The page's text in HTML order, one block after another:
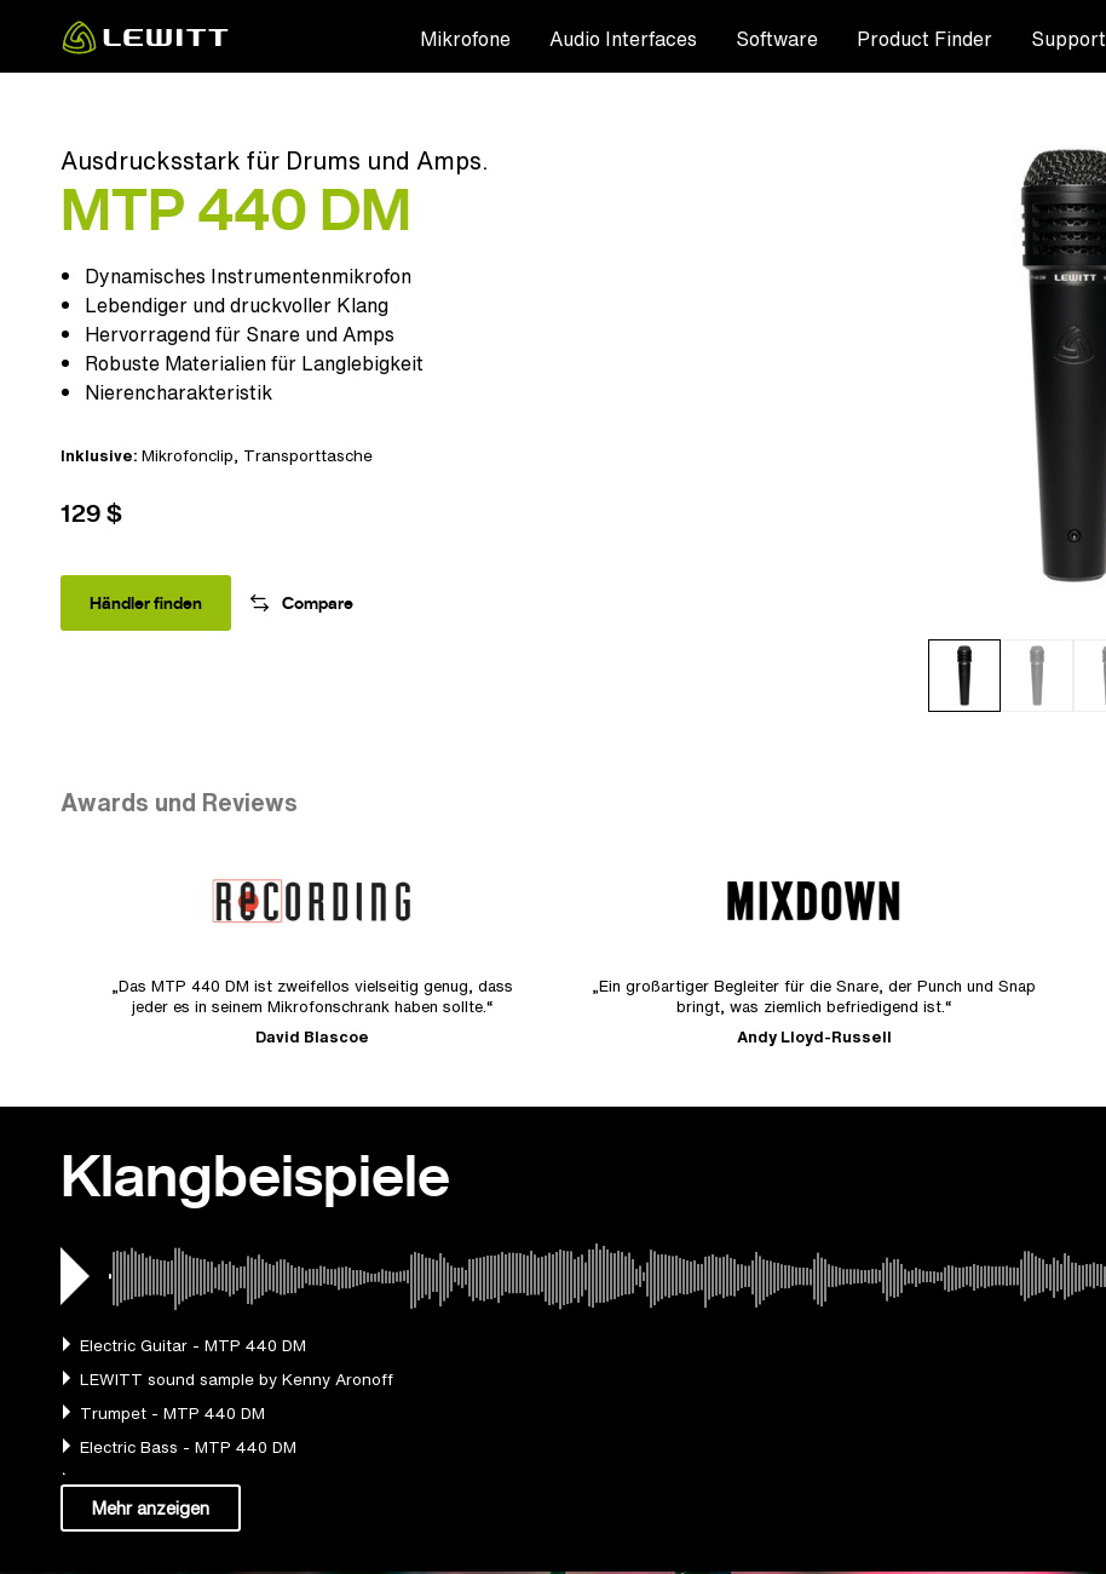
main
Mikrofone Audio Interfaces Software Product Finder Support
Ausdrucksstark für Drums und Amps.
MTP 440 DM
Dynamisches Instrumentenmikrofon
Lebendiger und druckvoller Klang
Hervorragend für Snare und Amps
Robuste Materialien für Langlebigkeit
Nierencharakteristik
Inklusive: Mikrofonclip, Transporttasche
129 $
Händler finden Compare
Awards und Reviews
„Das MTP 440 DM ist zweifellos vielseitig genug, dass
jeder es in seinem Mikrofonschrank haben sollte.“
David Blascoe
„Ein großartiger Begleiter für die Snare, der Punch und Snap
bringt, was ziemlich befriedigend ist.“
Andy Lloyd-Russell
Klangbeispiele